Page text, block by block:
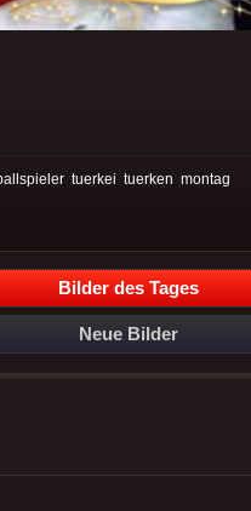
tuerkei tuerken montag
Bilder des Tages
Neue Bilder